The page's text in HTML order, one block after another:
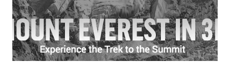
ब्लग बाहेक । Alarming!!! Hello Journos! Reuters news is
FAKE! Do a little research. " @Ujyaalo : फेसबुकले नेपालमा
सेल्स अफिस खोल्ने http://t.co/6YtPjmAnU3 " — Aakar
(@aakarpost) June 6, 2014 सायद त्यही टकक्रन्चको ब्लगलाई